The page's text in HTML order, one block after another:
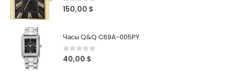
0out of 5
150,00 $
Часы Q&Q C69A-005PY
0 out of 5
40,00 $